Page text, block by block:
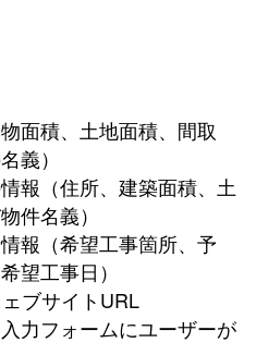
面積、土地面積、間取
義）
報（住所、建築面積、土
件名義）
報（希望工事箇所、予
望工事日）
ブサイトURL
力フォームにユーザーが